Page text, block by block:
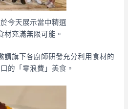
今天展示當中精選
材充滿無限可能。
請旗下各廚師研發充分利用食材的
的「零浪費」美食。